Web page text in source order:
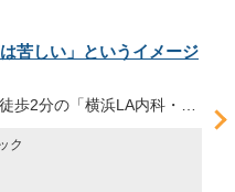
苦しい」というイメージ
ク